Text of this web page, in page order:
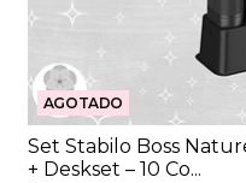
AGOTADO
Set Stabilo Boss
+ Deskset – 10 Co...